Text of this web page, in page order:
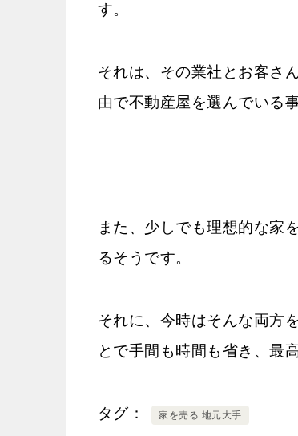
す。
それは、その業社とお客さ
由で不動産屋を選んでいる
また、少しでも理想的な家
るそうです。
それに、今時はそんな両方
とで手間も時間も省き、最
タグ 家を売る 地元大手